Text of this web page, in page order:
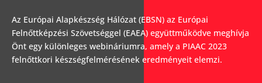
Az Európai Alapkészség Hálózat (EBSN) az Európai
Felnőttképzési Szövetséggel (EAEA) együttműködve meghívja
Önt egy különleges webináriumra, amely a PIAAC 2023
felnőttkori készségfelmérésének eredményeit elemzi.